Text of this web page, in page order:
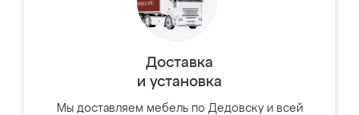
Доставка
и установка
Мы доставляем мебель по Дедовску и всей